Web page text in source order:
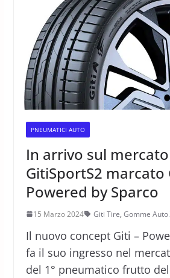
PNEUMATICI AUTO
In arrivo sul
GitiSportS2 marcato
Powered by Sparco
15 Marzo 2024 Giti Tire, Gomme Auto
Il nuovo concept Giti –
fa il suo ingresso nel
del 1° pneumatico frutto